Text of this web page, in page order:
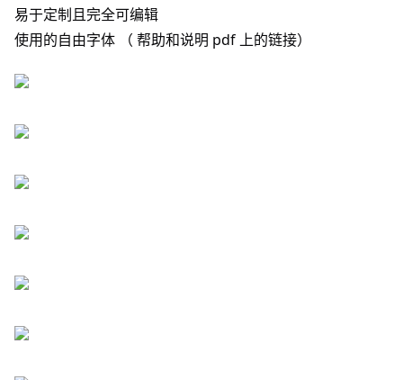
易于定制且完全可编辑
使用的自由字体 （ 帮助和说明 pdf 上的链接）